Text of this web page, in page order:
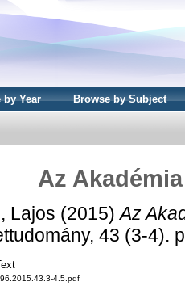
by Year Browse by Subject
Az
Lajos (2015)Az
43 (3-4).
4.5.pdf